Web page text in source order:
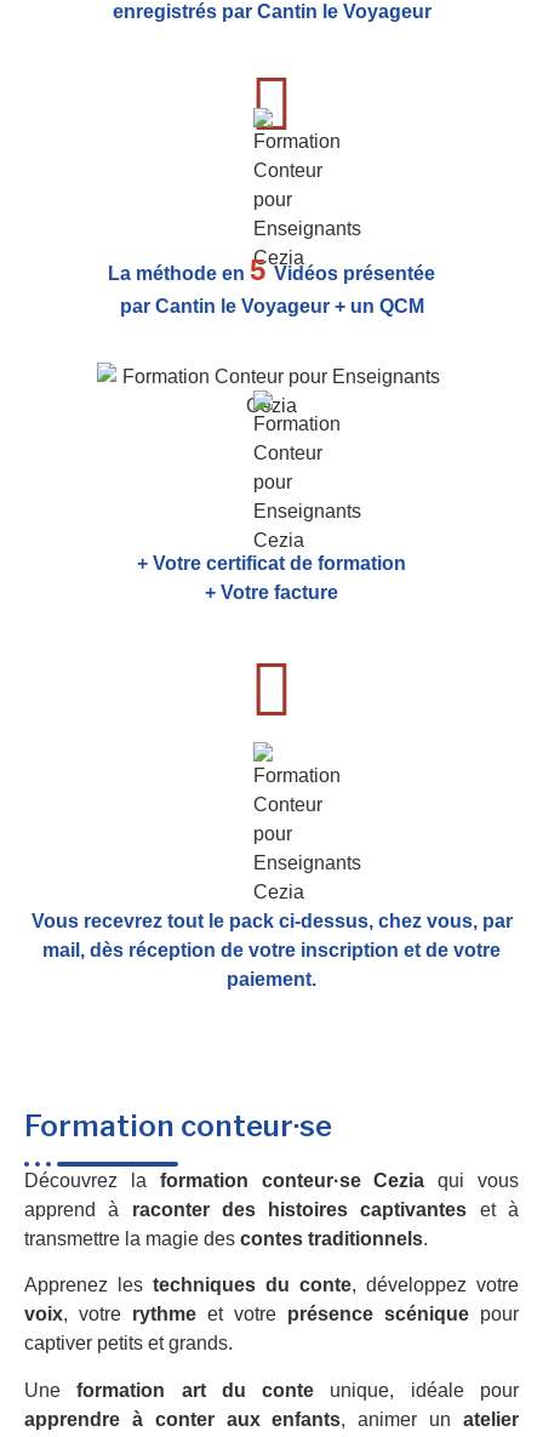
enregistrés par Cantin le Voyageur
La méthode en 5Vidéos présentée
par Cantin le Voyageur + un QCM
+ Votre certificat de formation
+ Votre facture
Vous recevrez tout le pack ci-dessus, chez vous, par
mail, dès réception de votre inscription et de votre
paiement.
Formation conteur·se
Découvrez la formation conteur·se Cezia qui vous
apprend à raconter des histoires captivantes et à
transmettre la magie des contes traditionnels.
Apprenez les techniques du conte, développez votre
voix, votre rythme et votre présence scénique pour
captiver petits et grands.
Uneformation art du conte unique, idéale pour
apprendre à conter aux enfants, animer unatelier